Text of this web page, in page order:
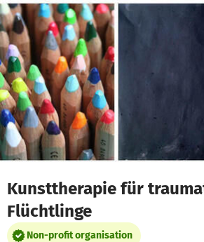
Skip to main content
Show accessibility statement
Kunsttherapie für
Flüchtlinge
Non-profit organisation